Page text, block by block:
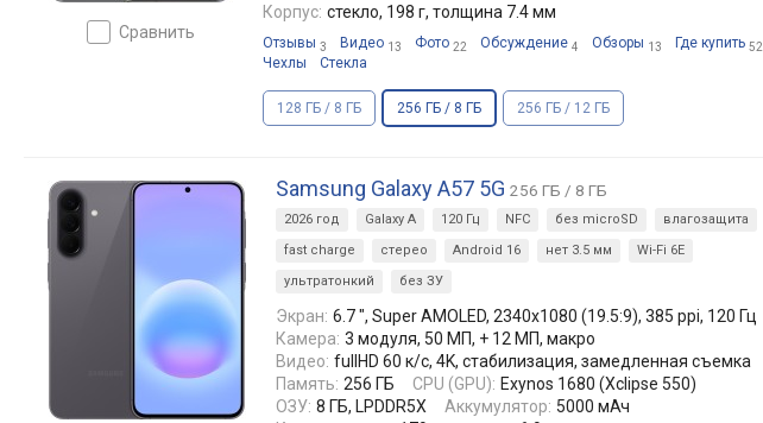
сравнить
Корпус: стекло, 198 г, толщина 7.4 мм
Отзывы 3 Видео 13 Фото 22 Обсуждение 4 Обзоры 13 Где купить 52
Чехлы Стекла
128 ГБ / 8 ГБ 256 ГБ / 8 ГБ 256 ГБ / 12 ГБ
Samsung Galaxy A57 5G 256 ГБ / 8 ГБ
2026 год Galaxy A 120 Гц NFC без microSD
влагозащита
fast charge
стерео Android 16 нет 3.5 мм
Wi-Fi 6E
ультратонкий
без ЗУ
Экран: 6.7 ", Super AMOLED, 2340x1080 (19.5:9), 385 ppi, 120 Гц
Камера: 3 модуля, 50 МП, + 12 МП, макро
Видео: fullHD 60 к/с, 4K, стабилизация, замедленная съемка
Память: 256 ГБ CPU (GPU): Exynos 1680 (Xclipse 550)
ОЗУ: 8 ГБ, LPDDR5X Аккумулятор: 5000 мАч